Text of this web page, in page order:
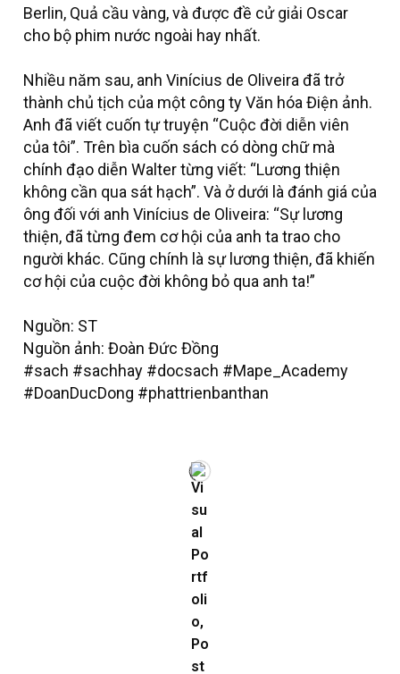
Berlin, Quả cầu vàng, và được đề cử giải Oscar
cho bộ phim nước ngoài hay nhất.
Nhiều năm sau, anh Vinícius de Oliveira đã trở
thành chủ tịch của một công ty Văn hóa Điện ảnh.
Anh đã viết cuốn tự truyện “Cuộc đời diễn viên
của tôi”. Trên bìa cuốn sách có dòng chữ mà
chính đạo diễn Walter từng viết: “Lương thiện
không cần qua sát hạch”. Và ở dưới là đánh giá của
ông đối với anh Vinícius de Oliveira: “Sự lương
thiện, đã từng đem cơ hội của anh ta trao cho
người khác. Cũng chính là sự lương thiện, đã khiến
cơ hội của cuộc đời không bỏ qua anh ta!”
Nguồn: ST
Nguồn ảnh: Đoàn Đức Đồng
#sach #sachhay #docsach #Mape_Academy
#DoanDucDong #phattrienbanthan